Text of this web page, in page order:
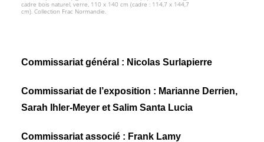
cadre bois naturel, verre, 110 x 140 cm (cadre : 114,7 x 144,7
cm). Collection Frac Normandie.
Commissariat général : Nicolas Surlapierre
Commissariat de l’exposition : Marianne Derrien,
Sarah Ihler-Meyer et Salim Santa Lucia
Commissariat associé : Frank Lamy